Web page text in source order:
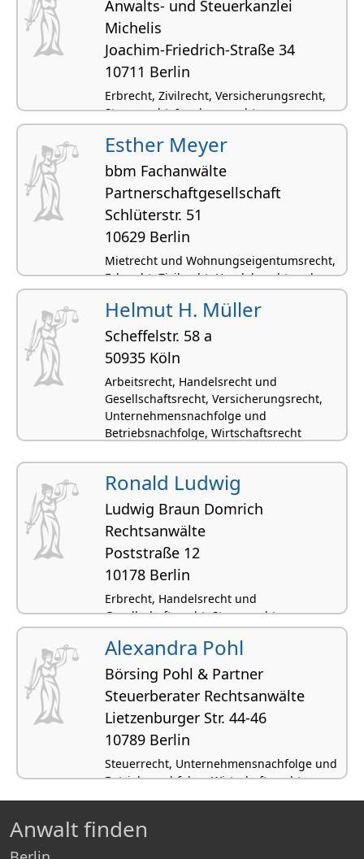
Anwalts- und Steuerkanzlei
Michelis
Joachim-Friedrich-Straße 34
10711 Berlin
Erbrecht, Zivilrecht, Versicherungsrecht,
Steuerrecht, Insolvenzrecht
Esther Meyer
bbm Fachanwälte
Partnerschaftgesellschaft
Schlüterstr. 51
10629 Berlin
Mietrecht und Wohnungseigentumsrecht,
Erbrecht, Zivilrecht, Handelsrecht und
Gesellschaftsrecht, Schadensersatz und
Schmerzensgeldrecht
Helmut H. Müller
Scheffelstr. 58 a
50935 Köln
Arbeitsrecht, Handelsrecht und
Gesellschaftsrecht, Versicherungsrecht,
Unternehmensnachfolge und
Betriebsnachfolge, Wirtschaftsrecht
Ronald Ludwig
Ludwig Braun Domrich
Rechtsanwälte
Poststraße 12
10178 Berlin
Erbrecht, Handelsrecht und
Gesellschaftsrecht, Steuerrecht,
Unternehmensnachfolge und
Betriebsnachfolge, Wirtschaftsrecht
Alexandra Pohl
Börsing Pohl & Partner
Steuerberater Rechtsanwälte
Lietzen­burger Str. 44-46
10789 Berlin
Steuerrecht, Unternehmensnachfolge und
Betriebsnachfolge, Wirtschaftsrecht
Anwalt finden